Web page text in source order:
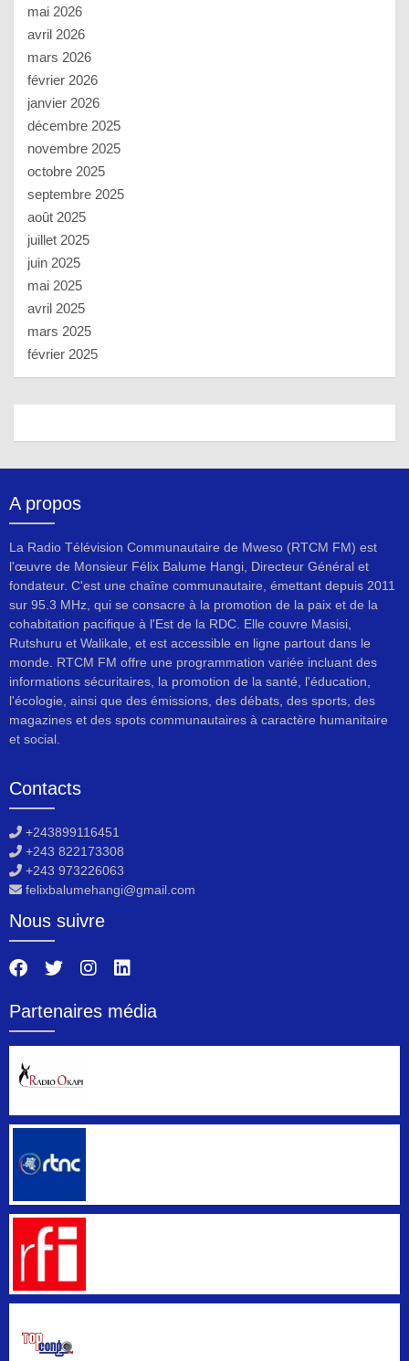
mai 2026
avril 2026
mars 2026
février 2026
janvier 2026
décembre 2025
novembre 2025
octobre 2025
septembre 2025
août 2025
juillet 2025
juin 2025
mai 2025
avril 2025
mars 2025
février 2025
A propos
La Radio Télévision Communautaire de Mweso (RTCM FM) est
l'œuvre de Monsieur Félix Balume Hangi, Directeur Général et
fondateur. C'est une chaîne communautaire, émettant depuis 2011
sur 95.3 MHz, qui se consacre à la promotion de la paix et de la
cohabitation pacifique à l'Est de la RDC. Elle couvre Masisi,
Rutshuru et Walikale, et est accessible en ligne partout dans le
monde. RTCM FM offre une programmation variée incluant des
informations sécuritaires, la promotion de la santé, l'éducation,
l'écologie, ainsi que des émissions, des débats, des sports, des
magazines et des spots communautaires à caractère humanitaire
et social.
Contacts
+243899116451
+243 822173308
+243 973226063
felixbalumehangi@gmail.com
Nous suivre
Partenaires média